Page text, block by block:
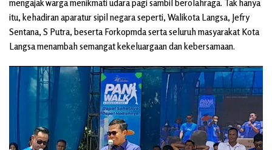
mengajak warga menikmati udara pagi sambil berolahraga. Tak hanya
itu, kehadiran aparatur sipil negara seperti, Walikota Langsa, Jefry
Sentana, S Putra, beserta Forkopmda serta seluruh masyarakat Kota
Langsa menambah semangat kekeluargaan dan kebersamaan.